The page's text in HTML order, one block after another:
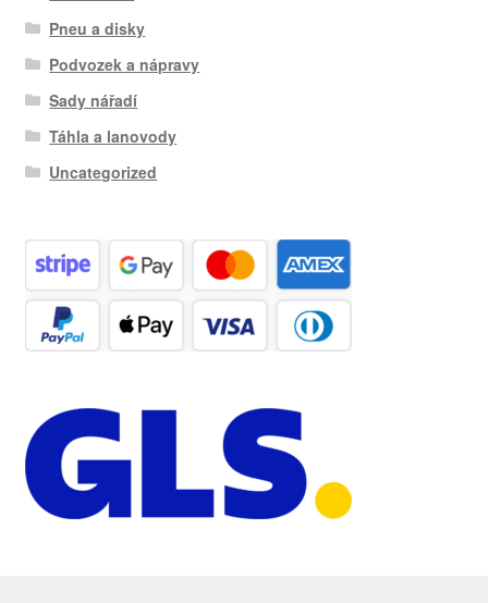
Pneu a disky
Podvozek a nápravy
Sady nářadí
Táhla a lanovody
Uncategorized